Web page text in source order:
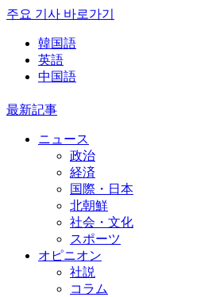
주요 기사 바로가기
韓国語
英語
中国語
最新記事
ニュース
政治
経済
国際・日本
北朝鮮
社会・文化
スポーツ
オピニオン
社説
コラム